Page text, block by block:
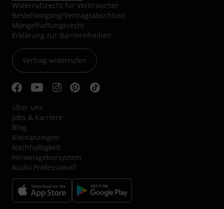
Widerrufsrecht für Verbraucher
Bestellvorgang/Vertragsabschluss
Mängelhaftungsrecht
Erklärung zur Barrierefreiheit
Vertrag widerrufen
Über uns
Jobs & Karriere
Blog
Kleinanzeigen
Nachhaltigkeit
Hinweisgebersystem
Audio Professionell